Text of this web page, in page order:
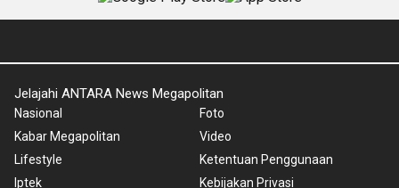
Jelajahi ANTARA News Megapolitan
Nasional
Kabar Megapolitan
Lifestyle
Iptek
Foto
Video
Ketentuan Penggunaan
Kebijakan Privasi